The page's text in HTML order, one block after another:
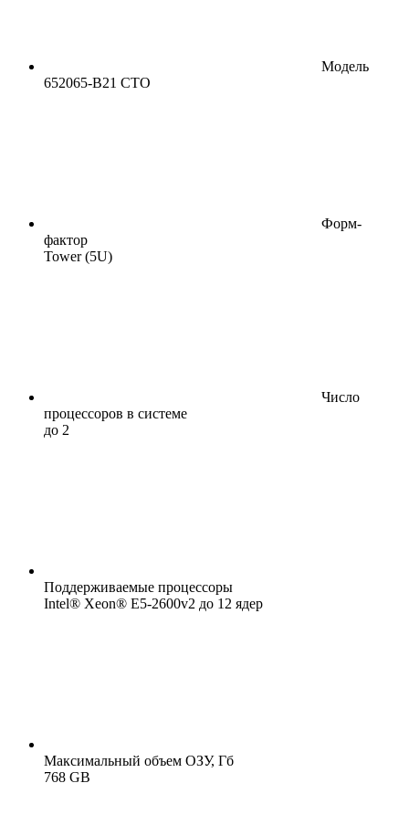
Модель
652065-B21 CTO
Форм-
фактор
Tower (5U)
Число
процессоров в системе
до 2
Поддерживаемые процессоры
Intel® Xeon® E5-2600v2 до 12 ядер
Максимальный объем ОЗУ, Гб
768 GB